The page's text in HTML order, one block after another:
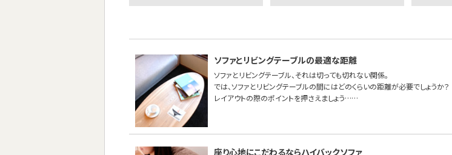
ソファとリビングテーブルの最適な距離
ソファとリビングテーブル、それは切っても切れない関係。
では、ソファとリビングテーブルの間にはどのくらいの距離が必要でしょうか？
レイアウトの際のポイントを押さえましょう……
座り心地にこだわるならハイバックソファ